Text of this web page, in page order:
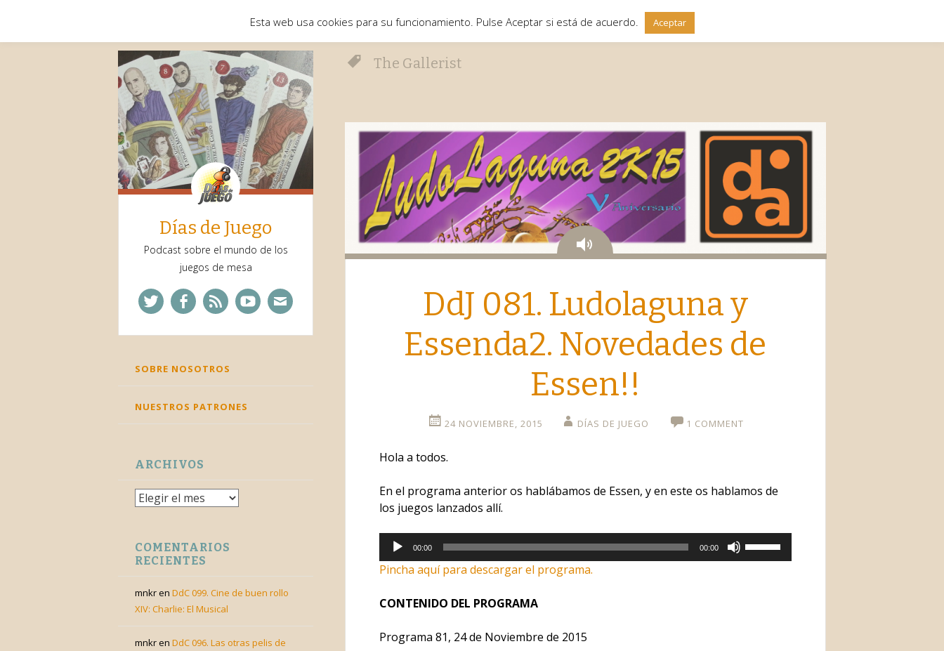
Días de Juego
Podcast sobre el mundo de los
juegos de mesa
SKIP
SOBRE NOSOTROS
NUESTROS PATRONES
ARCHIVOS
Archivos
COMENTARIOS
RECIENTES
mnkren DdC 099. Cine de buen rollo
XIV: Charlie: El Musical
mnkren DdC 096. Las otras pelis de
The Gallerist
Audio
DdJ 081. Ludolaguna y
Essenda2. Novedades de
Essen!!
24 NOVIEMBRE, 2015 DÍAS DE JUEGO 1 COMMENT
Hola a todos.
En el programa anterior os hablábamos de Essen, y en este os hablamos de
los juegos lanzados allí.
Reproductor
de
audio
00:00 00:00
Pincha aquí para descargar el programa.
CONTENIDO DEL PROGRAMA
Programa 81, 24 de Noviembre de 2015
Esta web usa cookies para su funcionamiento. Pulse Aceptar si está de acuerdo. Aceptar